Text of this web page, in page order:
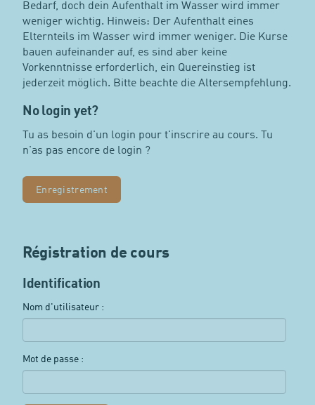
Bedarf, doch dein Aufenthalt im Wasser wird immer
weniger wichtig. Hinweis: Der Aufenthalt eines
Elternteils im Wasser wird immer weniger. Die Kurse
bauen aufeinander auf, es sind aber keine
Vorkenntnisse erforderlich, ein Quereinstieg ist
jederzeit möglich. Bitte beachte die Altersempfehlung.
No login yet?
Tu as besoin d'un login pour t'inscrire au cours. Tu
n'as pas encore de login ?
Enregistrement
Régistration de cours
Identification
Nom d'utilisateur :
Mot de passe :